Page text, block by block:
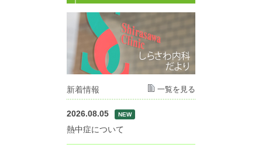
新着情報 一覧を見る
2026.08.05 NEW
熱中症について